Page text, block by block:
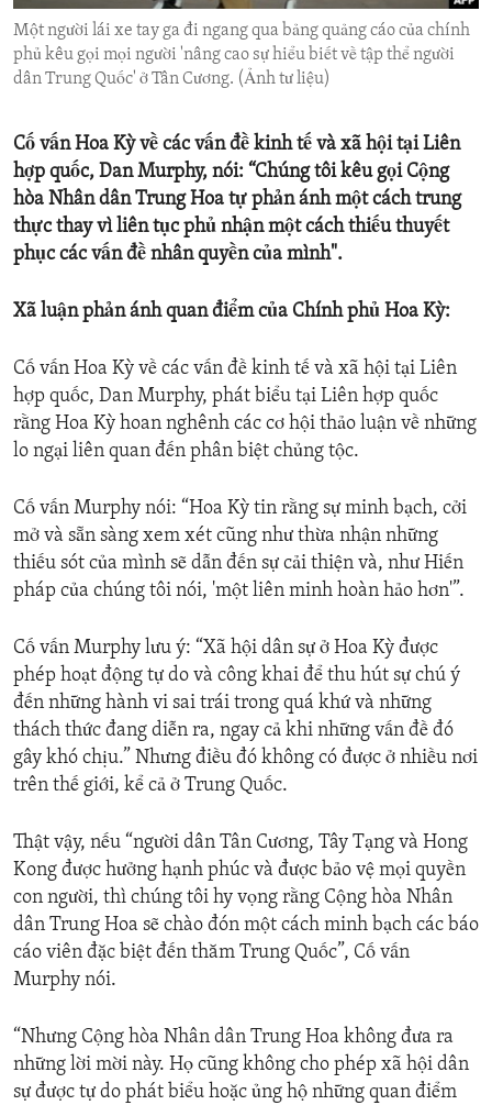
Một người lái xe tay ga đi ngang qua bảng quảng cáo của chính
phủ kêu gọi mọi người 'nâng cao sự hiểu biết về tập thể người
dân Trung Quốc' ở Tân Cương. (Ảnh tư liệu)
Cố vấn Hoa Kỳ về các vấn đề kinh tế và xã hội tại Liên
hợp quốc, Dan Murphy, nói: “Chúng tôi kêu gọi Cộng
hòa Nhân dân Trung Hoa tự phản ánh một cách trung
thực thay vì liên tục phủ nhận một cách thiếu thuyết
phục các vấn đề nhân quyền của mình".
Xã luận phản ánh quan điểm của Chính phủ Hoa Kỳ:
Cố vấn Hoa Kỳ về các vấn đề kinh tế và xã hội tại Liên
hợp quốc, Dan Murphy, phát biểu tại Liên hợp quốc
rằng Hoa Kỳ hoan nghênh các cơ hội thảo luận về những
lo ngại liên quan đến phân biệt chủng tộc.
Cố vấn Murphy nói: “Hoa Kỳ tin rằng sự minh bạch, cởi
mở và sẵn sàng xem xét cũng như thừa nhận những
thiếu sót của mình sẽ dẫn đến sự cải thiện và, như Hiến
pháp của chúng tôi nói, 'một liên minh hoàn hảo hơn'”.
Cố vấn Murphy lưu ý: “Xã hội dân sự ở Hoa Kỳ được
phép hoạt động tự do và công khai để thu hút sự chú ý
đến những hành vi sai trái trong quá khứ và những
thách thức đang diễn ra, ngay cả khi những vấn đề đó
gây khó chịu.” Nhưng điều đó không có được ở nhiều nơi
trên thế giới, kể cả ở Trung Quốc.
Thật vậy, nếu “người dân Tân Cương, Tây Tạng và Hong
Kong được hưởng hạnh phúc và được bảo vệ mọi quyền
con người, thì chúng tôi hy vọng rằng Cộng hòa Nhân
dân Trung Hoa sẽ chào đón một cách minh bạch các báo
cáo viên đặc biệt đến thăm Trung Quốc”, Cố vấn
Murphy nói.
“Nhưng Cộng hòa Nhân dân Trung Hoa không đưa ra
những lời mời này. Họ cũng không cho phép xã hội dân
sự được tự do phát biểu hoặc ủng hộ những quan điểm